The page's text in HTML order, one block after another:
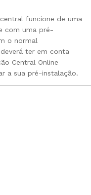
funcione de uma
com uma pré-
o normal
ter em conta
Central Online
a sua pré-instalação.